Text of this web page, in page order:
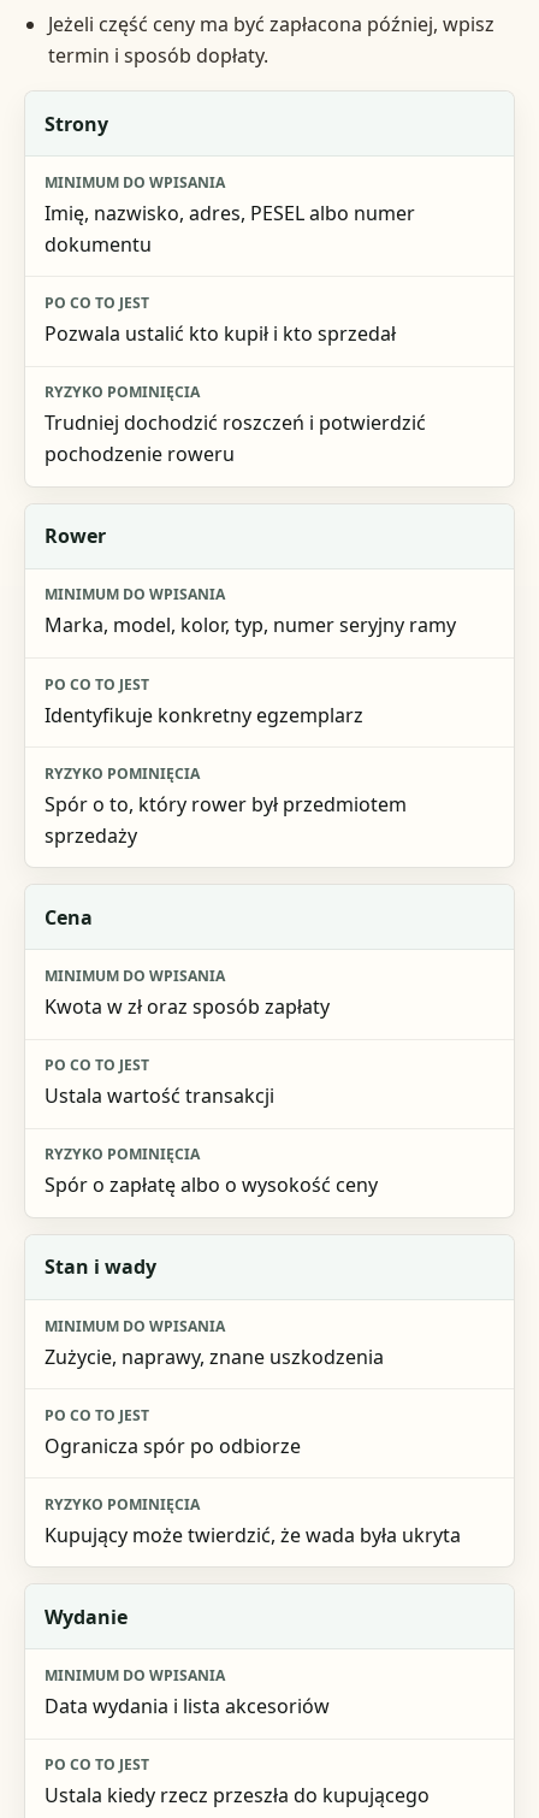
Jeżeli część ceny ma być zapłacona później, wpisz
termin i sposób dopłaty.
Element
Minimum do wpisania
Po co to jest
Strony
Imię, nazwisko, adres, PESEL albo numer
dokumentu
Pozwala ustalić kto kupił i kto sprzedał
Trudniej dochodzić roszczeń i potwierdzić
pochodzenie roweru
Rower
Marka, model, kolor, typ, numer seryjny ramy
Identyfikuje konkretny egzemplarz
Spór o to, który rower był przedmiotem
sprzedaży
Cena
Kwota w zł oraz sposób zapłaty
Ustala wartość transakcji
Spór o zapłatę albo o wysokość ceny
Stan i wady
Zużycie, naprawy, znane uszkodzenia
Ogranicza spór po odbiorze
Kupujący może twierdzić, że wada była ukryta
Wydanie
Data wydania i lista akcesoriów
Ustala kiedy rzecz przeszła do kupującego